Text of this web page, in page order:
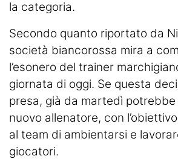
la categoria.
Secondo quanto riportato da
società biancorossa mira a
l’esonero del trainer
giornata di oggi. Se questa
presa, già da martedì potrebbe
nuovo allenatore, con
al team di ambientarsi e
giocatori.